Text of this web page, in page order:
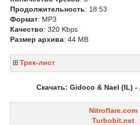
Продолжительность: 18:53
Формат: MP3
Качество: 320 Kbps
Размер архива: 44 MB
Трек-лист
Скачать: Gidoco & Nael (IL) -
Nitroflare.com
Turbobit.net